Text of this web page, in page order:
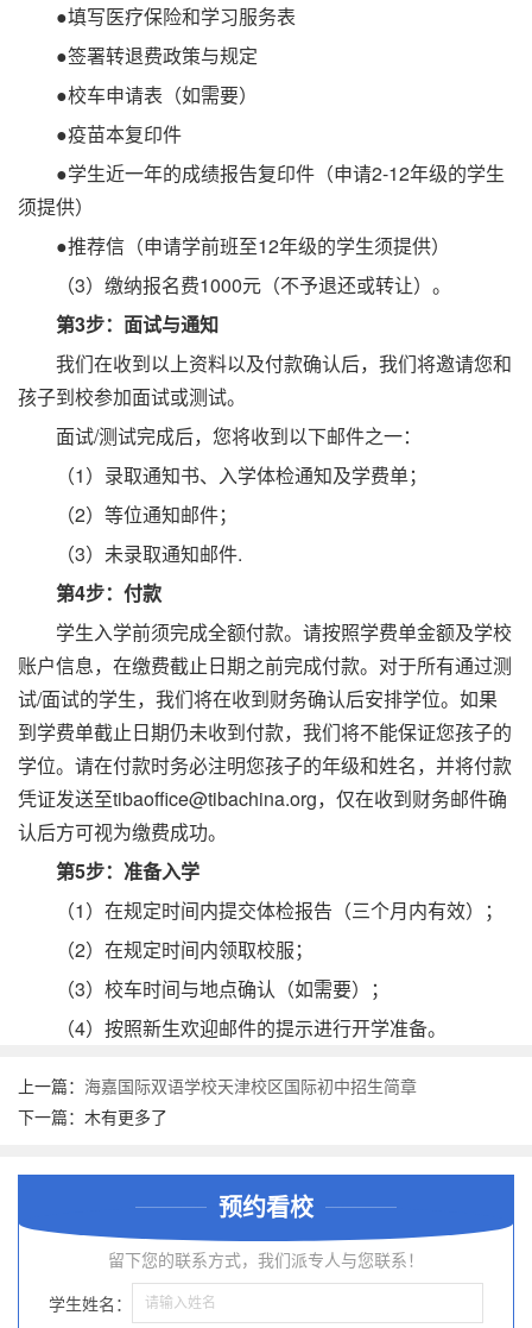
●填写医疗保险和学习服务表
●签署转退费政策与规定
●校车申请表（如需要）
●疫苗本复印件
●学生近一年的成绩报告复印件（申请2-12年级的学生
须提供）
●推荐信（申请学前班至12年级的学生须提供）
（3）缴纳报名费1000元（不予退还或转让）。
第3步：面试与通知
我们在收到以上资料以及付款确认后，我们将邀请您和
孩子到校参加面试或测试。
面试/测试完成后，您将收到以下邮件之一：
（1）录取通知书、入学体检通知及学费单；
（2）等位通知邮件；
（3）未录取通知邮件.
第4步：付款
学生入学前须完成全额付款。请按照学费单金额及学校
账户信息，在缴费截止日期之前完成付款。对于所有通过测
试/面试的学生，我们将在收到财务确认后安排学位。如果
到学费单截止日期仍未收到付款，我们将不能保证您孩子的
学位。请在付款时务必注明您孩子的年级和姓名，并将付款
凭证发送至tibaoffice@tibachina.org，仅在收到财务邮件确
认后方可视为缴费成功。
第5步：准备入学
（1）在规定时间内提交体检报告（三个月内有效）；
（2）在规定时间内领取校服；
（3）校车时间与地点确认（如需要）；
（4）按照新生欢迎邮件的提示进行开学准备。
上一篇： 海嘉国际双语学校天津校区国际初中招生简章
下一篇：木有更多了
预约看校
留下您的联系方式，我们派专人与您联系！
学生姓名：